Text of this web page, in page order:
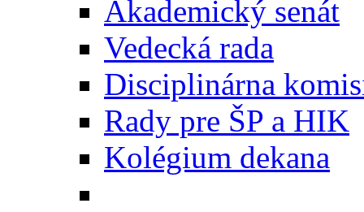
Akademický senát
Vedecká rada
Disciplinárna
Rady pre ŠP a HIK
Kolégium dekana